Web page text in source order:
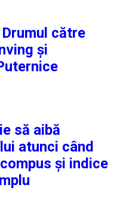
către
și
să aibă
atunci când
și indice